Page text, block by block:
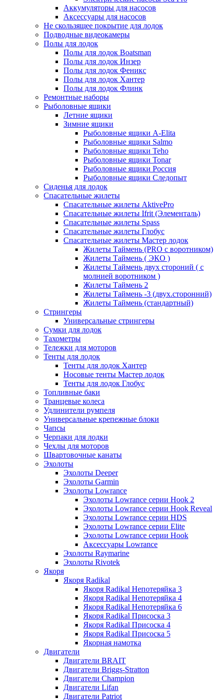
Аккумуляторы для насосов
Аксессуары для насосов
Не скользящее покрытие для лодок
Подводные видеокамеры
Полы для лодок
Полы для лодок Boatsman
Полы для лодок Инзер
Полы для лодок Феникс
Полы для лодок Хантер
Полы для лодок Флинк
Ремонтные наборы
Рыболовные ящики
Летние ящики
Зимние ящики
Рыболовные ящики A-Elita
Рыболовные ящики Salmo
Рыболовные ящики Teho
Рыболовные ящики Tonar
Рыболовные ящики Россия
Рыболовные ящики Следопыт
Сиденья для лодок
Спасательные жилеты
Спасательные жилеты AktivePro
Спасательные жилеты Ifrit (Элементаль)
Спасательные жилеты Spass
Спасательные жилеты Глобус
Спасательные жилеты Мастер лодок
Жилеты Таймень (PRO c воротником)
Жилеты Таймень ( ЭКО )
Жилеты Таймень двух стороний ( с
молнией воротником )
Жилеты Таймень 2
Жилеты Таймень -3 (двух.сторонний)
Жилеты Таймень (стандартный)
Стрингеры
Универсальные стрингеры
Сумки для лодок
Тахометры
Тележки для моторов
Тенты для лодок
Тенты для лодок Хантер
Носовые тенты Мастер лодок
Тенты для лодок Глобус
Топливные баки
Транцевые колеса
Удлинители румпеля
Универсальные крепежные блоки
Чапсы
Черпаки для лодки
Чехлы для моторов
Швартовочные канаты
Эхолоты
Эхолоты Deeper
Эхолоты Garmin
Эхолоты Lowrance
Эхолоты Lowrance серии Hook 2
Эхолоты Lowrance серии Hook Reveal
Эхолоты Lowrance серии HDS
Эхолоты Lowrance серии Elite
Эхолоты Lowrance серии Hook
Аксессуары Lowrance
Эхолоты Raymarine
Эхолоты Rivotek
Якоря
Якоря Radikal
Якоря Radikal Непотеряйка 3
Якоря Radikal Непотеряйка 4
Якоря Radikal Непотеряйка 6
Якоря Radikal Присоска 3
Якоря Radikal Присоска 4
Якоря Radikal Присоска 5
Якорная намотка
Двигатели
Двигатели BRAIT
Двигатели Briggs-Stratton
Двигатели Champion
Двигатели Lifan
Двигатели Patriot